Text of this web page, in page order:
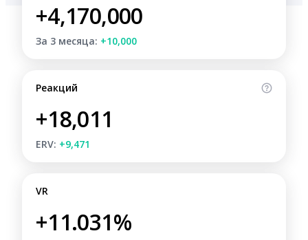
+4,170,000
За 3 месяца: +10,000
Реакций
+18,011
ERV: +9,471
VR
+11.031%